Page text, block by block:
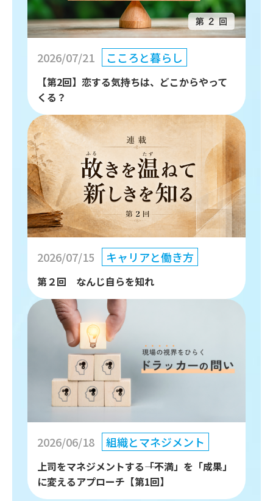
2026/07/21 こころと暮らし
【第2回】恋する気持ちは、どこからやって
くる？
2026/07/15 キャリアと働き方
第２回 なんじ自らを知れ
2026/06/18 組織とマネジメント
上司をマネジメントする――「不満」を「成果」
に変えるアプローチ【第1回】